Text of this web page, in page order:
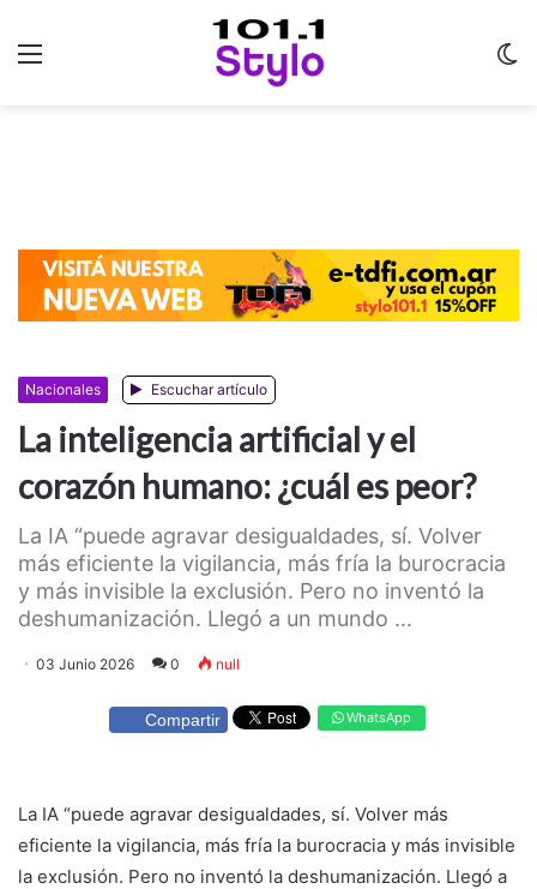
Nacionales Escuchar artículo
La inteligencia artificial y el
corazón humano: ¿cuál es peor?
La IA “puede agravar desigualdades, sí. Volver
más eficiente la vigilancia, más fría la burocracia
y más invisible la exclusión. Pero no inventó la
deshumanización. Llegó a un mundo ...
03 Junio 2026 0 null
Compartir WhatsApp
La IA “puede agravar desigualdades, sí. Volver más
eficiente la vigilancia, más fría la burocracia y más invisible
la exclusión. Pero no inventó la deshumanización. Llegó a